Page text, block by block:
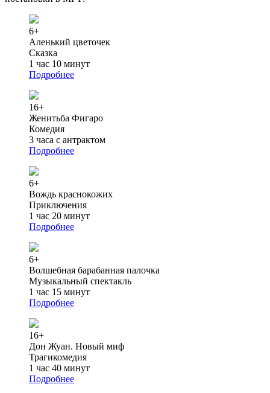
6+
Аленький цветочек
Сказка
1 час 10 минут
Подробнее
16+
Женитьба Фигаро
Комедия
3 часа с антрактом
Подробнее
6+
Вождь краснокожих
Приключения
1 час 20 минут
Подробнее
6+
Волшебная барабанная палочка
Музыкальный спектакль
1 час 15 минут
Подробнее
16+
Дон Жуан. Новый миф
Трагикомедия
1 час 40 минут
Подробнее